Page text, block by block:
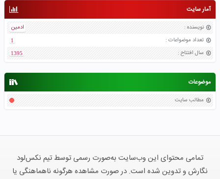
آمار سایت
نویسنده :
ادمین
تعداد موضواعات :
1
سال افتتاح :
1395
موضوعات
مطالب سایت
تمامی محتوای این وب‌سایت به‌صورت رسمی توسط تیم نکس‌لود
نگارش و تدوین شده است. در صورت مشاهده هرگونه ناهماهنگی یا